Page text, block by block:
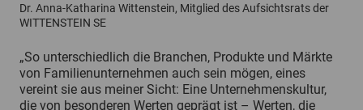
Dr. Anna-Katharina Wittenstein, Mitglied des Aufsichtsrats der
WITTENSTEIN SE
„So unterschiedlich die Branchen, Produkte und Märkte
von Familienunternehmen auch sein mögen, eines
vereint sie aus meiner Sicht: Eine Unternehmenskultur,
die von besonderen Werten geprägt ist – Werten, die